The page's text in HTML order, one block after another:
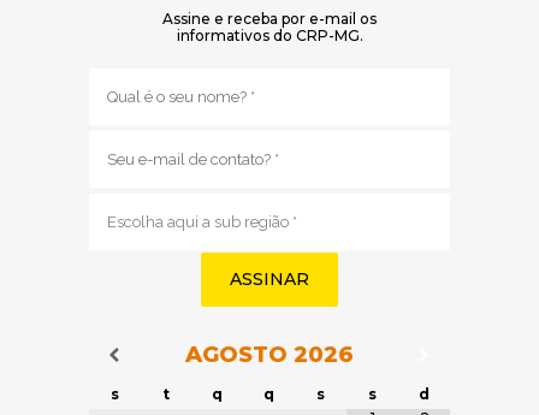
Assine e receba por e-mail os
informativos do CRP-MG.
mail
região
Navegação do Calendário
AGOSTO 2026
s t q q s s
d